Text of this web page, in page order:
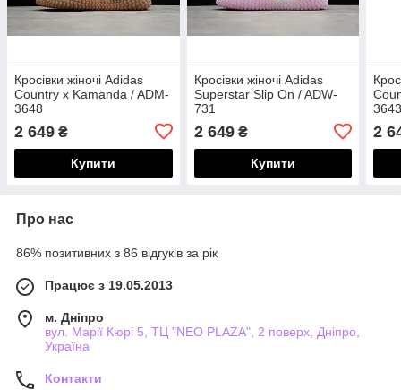
Кросівки жіночі Adidas
Country x Kamanda / ADM-
3648
2 649 ₴
Купити
Кросівки жіночі Adidas
Superstar Slip On / ADW-
731
2 649₴
Купити
2
Про нас
86% позитивних з 86 відгуків за рік
Працює з 19.05.2013
м. Дніпро
вул. Марії Кюрі 5, ТЦ "NEO PLAZA", 2 поверх, Дніпро,
Україна
Контакти